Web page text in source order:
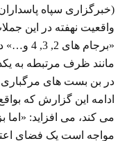
(خبرگزاری سپاه پاسداران فارس 30
واقعیت نهفته در این
«برجام
مانند ظرف مرتبطه به
در بن بست های
ادامه این گزارش که
می کند، می افزاید:
مواجه است یک فضای